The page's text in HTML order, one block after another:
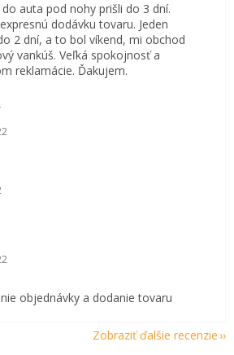
auta pod nohy prišli do 3 dní.
dodávku tovaru. Jeden
2 dní, a to bol víkend, mi obchod
vankúš. Veľká spokojnosť a
reklamácie. Ďakujem.
obchodu je 5 z 5 hviezdičiek.
obchodu je 5 z 5 hviezdičiek.
obchodu je 5 z 5 hviezdičiek.
objednávky a dodanie tovaru
Zobraziť ďalšie recenzie